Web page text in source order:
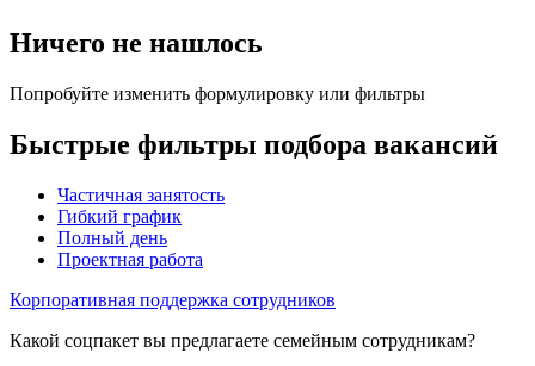
Ничего не нашлось
Попробуйте изменить формулировку или фильтры
Быстрые фильтры подбора вакансий
Частичная занятость
Гибкий график
Полный день
Проектная работа
Корпоративная поддержка сотрудников
Какой соцпакет вы предлагаете семейным сотрудникам?